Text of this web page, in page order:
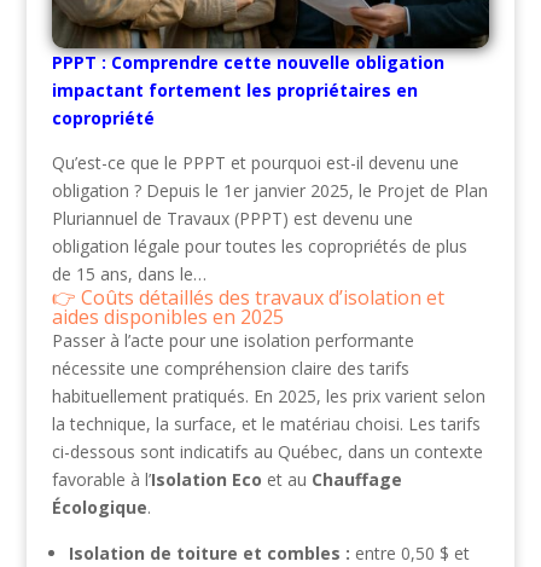
PPPT : Comprendre cette nouvelle obligation
impactant fortement les propriétaires en
copropriété
Qu’est-ce que le PPPT et pourquoi est-il devenu une
obligation ? Depuis le 1er janvier 2025, le Projet de Plan
Pluriannuel de Travaux (PPPT) est devenu une
obligation légale pour toutes les copropriétés de plus
de 15 ans, dans le…
Coûts détaillés des travaux d’isolation et
aides disponibles en 2025
Passer à l’acte pour une isolation performante
nécessite une compréhension claire des tarifs
habituellement pratiqués. En 2025, les prix varient selon
la technique, la surface, et le matériau choisi. Les tarifs
ci-dessous sont indicatifs au Québec, dans un contexte
favorable à l’Isolation Eco et au Chauffage
Écologique.
Isolation de toiture et combles : entre 0,50 $ et